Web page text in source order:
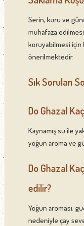
Serin, kuru ve
muhafaza
koruyabilmesi için
önerilmektedir.
Sık Sorulan
Do Ghazal
Kaynamış su ile
yoğun aroma ve
Do Ghazal
edilir?
Yoğun aroması,
nedeniyle çay